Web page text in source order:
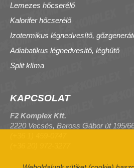
Lemezes hőcserélő
Kalorifer hőcserélő
Izotermikus légnedvesítő,
Adiabatikus légnedvesítő, léghűtő
Split klíma
KAPCSOLAT
F2 Komplex Kft.
2220 Vecsés, Baross Gábor út 195/